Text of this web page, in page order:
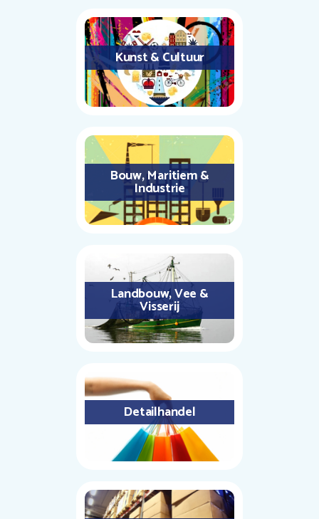
Kunst & Cultuur
Bouw, Maritiem &
Industrie
Landbouw, Vee &
Visserij
Detailhandel